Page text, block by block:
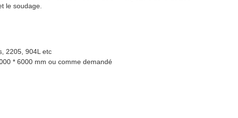
le soudage.
2205, 904L etc
* 6000 mm ou comme demandé